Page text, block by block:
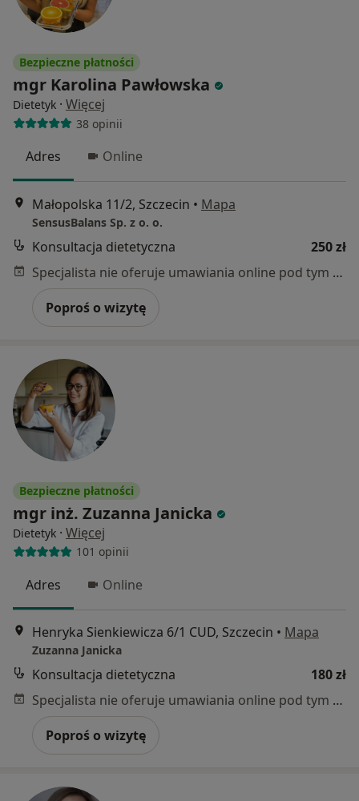
Bezpieczne płatności
mgr Karolina Pawłowska
Dietetyk · Więcej
38 opinii
Adres Online
Małopolska 11/2, Szczecin • Mapa
SensusBalans Sp. z o. o.
Konsultacja dietetyczna
250 zł
Specjalista nie oferuje umawiania online pod tym adresem.
Poproś o wizytę
Bezpieczne płatności
mgr inż. Zuzanna Janicka
Dietetyk · Więcej
101 opinii
Adres Online
Henryka Sienkiewicza 6/1 CUD, Szczecin • Mapa
Zuzanna Janicka
Konsultacja dietetyczna
180 zł
Specjalista nie oferuje umawiania online pod tym adresem.
Poproś o wizytę